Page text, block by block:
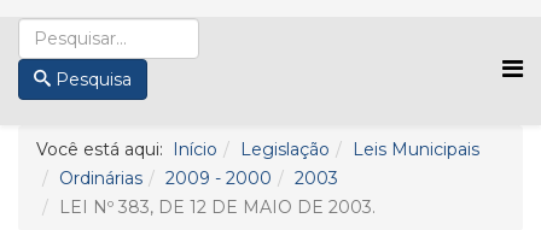
Pesquisa
Você está aqui: Início Legislação
Leis Municipais
Ordinárias
2009 - 2000
2003
LEI Nº 383, DE 12 DE MAIO DE 2003.